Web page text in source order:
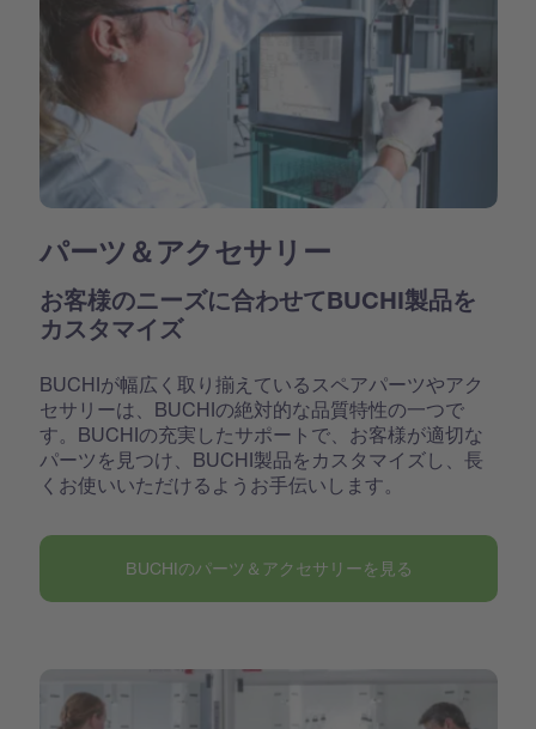
パーツ＆アクセサリー
お客様のニーズに合わせてBUCHI製品を
カスタマイズ
BUCHIが幅広く取り揃えているスペアパーツやアク
セサリーは、BUCHIの絶対的な品質特性の一つで
す。BUCHIの充実したサポートで、お客様が適切な
パーツを見つけ、BUCHI製品をカスタマイズし、長
くお使いいただけるようお手伝いします。
BUCHIのパーツ＆アクセサリーを見る